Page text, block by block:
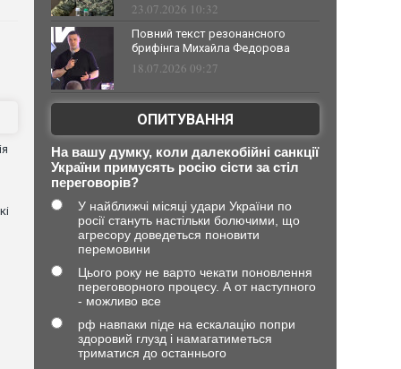
23.07.2026 10:32
Повний текст резонансного
брифінга Михайла Федорова
18.07.2026 09:27
ОПИТУВАННЯ
На вашу думку, коли далекобійні санкції
України примусять росію сісти за стіл
переговорів?
У найближчі місяці удари України по
росії стануть настільки болючими, що
агресору доведеться поновити
перемовини
Цього року не варто чекати поновлення
переговорного процесу. А от наступного
- можливо все
рф навпаки піде на ескалацію попри
здоровий глузд і намагатиметься
триматися до останнього